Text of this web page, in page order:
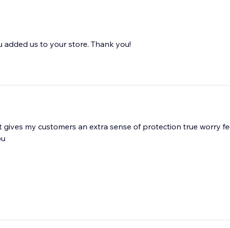
added us to your store. Thank you!
gives my customers an extra sense of protection true worry